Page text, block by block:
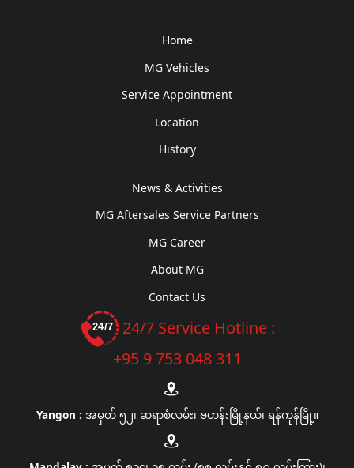
Home
MG Vehicles
Service Appointment
Location
History
News & Activities
MG Aftersales Service Partners
MG Career
About MG
Contact Us
24/7 Service Hotline :
+95 9 753 048 311
Yangon : အမှတ် ၅၂၊ ဆရာစံလမ်း၊ ဗဟန်းမြို့နယ်၊ ရန်ကုန်မြို့။